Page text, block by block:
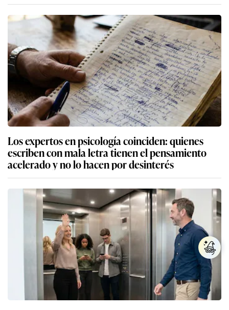
Los expertos en psicología coinciden: quienes
escriben con mala letra tienen el pensamiento
acelerado y no lo hacen por desinterés